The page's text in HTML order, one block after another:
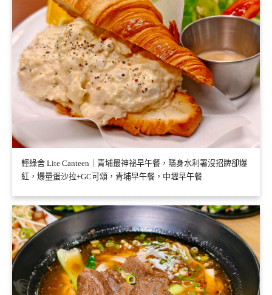
輕綠舍 Lite Canteen｜青埔最神祕早午餐，隱身水利署沒招牌卻爆
紅，爆量蛋沙拉+GC可頌，青埔早午餐，中壢早午餐